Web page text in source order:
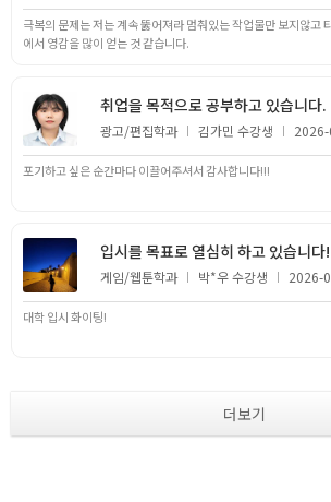
극복의 문제는 저는 계속 뚫어져라 멈춰있는 작업물만 보지않고 타인의
에서 영감을 많이 얻는 것 같습니다.
취업을 목적으로 공부하고 있습니다.
광고/편집 김가민
포기하고 싶은 순간마다 이끌어주셔서 감사합니다!!!
입시를 목표로 열심히 하고 있습니다
게임/웹툰 박*우 2026-
대학 입시 화이팅!
더보기